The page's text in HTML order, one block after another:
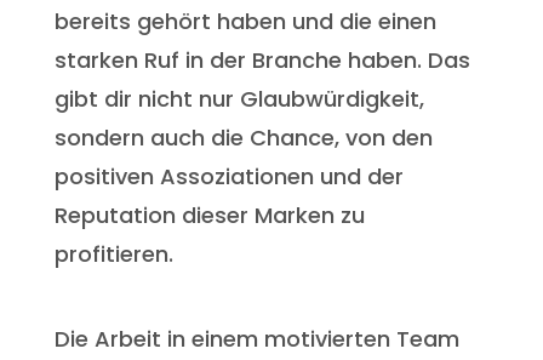
bereits gehört haben und die einen
starken Ruf in der Branche haben. Das
gibt dir nicht nur Glaubwürdigkeit,
sondern auch die Chance, von den
positiven Assoziationen und der
Reputation dieser Marken zu
profitieren.
Die Arbeit in einem motivierten Team